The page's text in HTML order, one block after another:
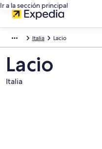
Ir a la sección principal
Italia Lacio
Lacio
Italia